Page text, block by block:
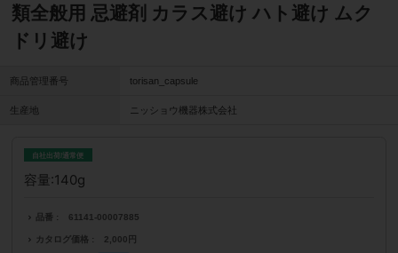
類全般用 忌避剤 カラス避け ハト避け ムク
ドリ避け
商品管理番号 torisan_capsule
生産地 ニッショウ機器株式会社
自社出荷/通常便
容量:140g
品番 61141-00007885
カタログ価格 2,000円